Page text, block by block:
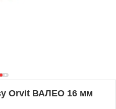
Orvit ВАЛЕО 16 мм